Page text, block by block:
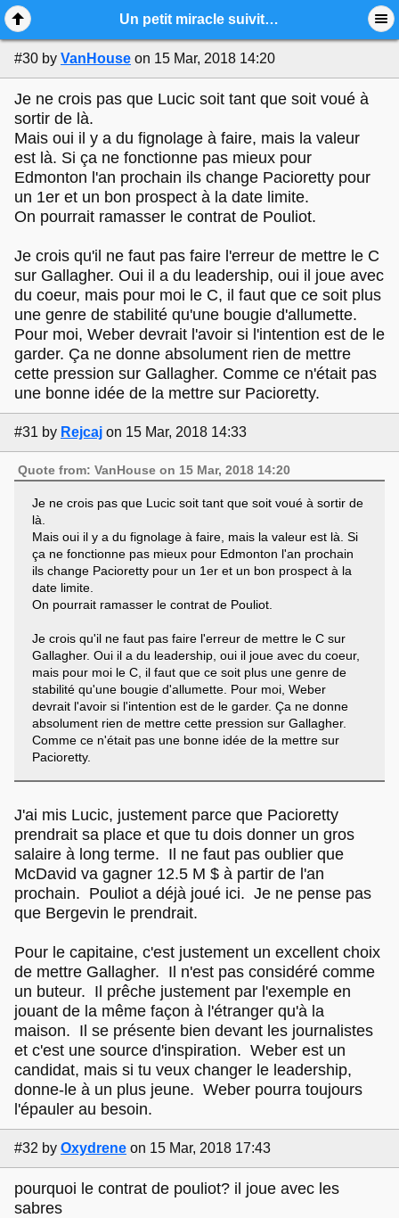
Un petit miracle suivit d'un hypothèse
#30 by VanHouse on 15 Mar, 2018 14:20
Je ne crois pas que Lucic soit tant que soit voué à
sortir de là.
Mais oui il y a du fignolage à faire, mais la valeur
est là. Si ça ne fonctionne pas mieux pour
Edmonton l'an prochain ils change Pacioretty pour
un 1er et un bon prospect à la date limite.
On pourrait ramasser le contrat de Pouliot.
Je crois qu'il ne faut pas faire l'erreur de mettre le C
sur Gallagher. Oui il a du leadership, oui il joue avec
du coeur, mais pour moi le C, il faut que ce soit plus
une genre de stabilité qu'une bougie d'allumette.
Pour moi, Weber devrait l'avoir si l'intention est de le
garder. Ça ne donne absolument rien de mettre
cette pression sur Gallagher. Comme ce n'était pas
une bonne idée de la mettre sur Pacioretty.
#31 by Rejcaj on 15 Mar, 2018 14:33
Quote from: VanHouse on 15 Mar, 2018 14:20
Je ne crois pas que Lucic soit tant que soit voué à sortir de
là.
Mais oui il y a du fignolage à faire, mais la valeur est là. Si
ça ne fonctionne pas mieux pour Edmonton l'an prochain
ils change Pacioretty pour un 1er et un bon prospect à la
date limite.
On pourrait ramasser le contrat de Pouliot.
Je crois qu'il ne faut pas faire l'erreur de mettre le C sur
Gallagher. Oui il a du leadership, oui il joue avec du coeur,
mais pour moi le C, il faut que ce soit plus une genre de
stabilité qu'une bougie d'allumette. Pour moi, Weber
devrait l'avoir si l'intention est de le garder. Ça ne donne
absolument rien de mettre cette pression sur Gallagher.
Comme ce n'était pas une bonne idée de la mettre sur
Pacioretty.
J'ai mis Lucic, justement parce que Pacioretty
prendrait sa place et que tu dois donner un gros
salaire à long terme. Il ne faut pas oublier que
McDavid va gagner 12.5 M $ à partir de l'an
prochain. Pouliot a déjà joué ici. Je ne pense pas
que Bergevin le prendrait.
Pour le capitaine, c'est justement un excellent choix
de mettre Gallagher. Il n'est pas considéré comme
un buteur. Il prêche justement par l'exemple en
jouant de la même façon à l'étranger qu'à la
maison. Il se présente bien devant les journalistes
et c'est une source d'inspiration. Weber est un
candidat, mais si tu veux changer le leadership,
donne-le à un plus jeune. Weber pourra toujours
l'épauler au besoin.
#32 by Oxydrene on 15 Mar, 2018 17:43
pourquoi le contrat de pouliot? il joue avec les
sabres